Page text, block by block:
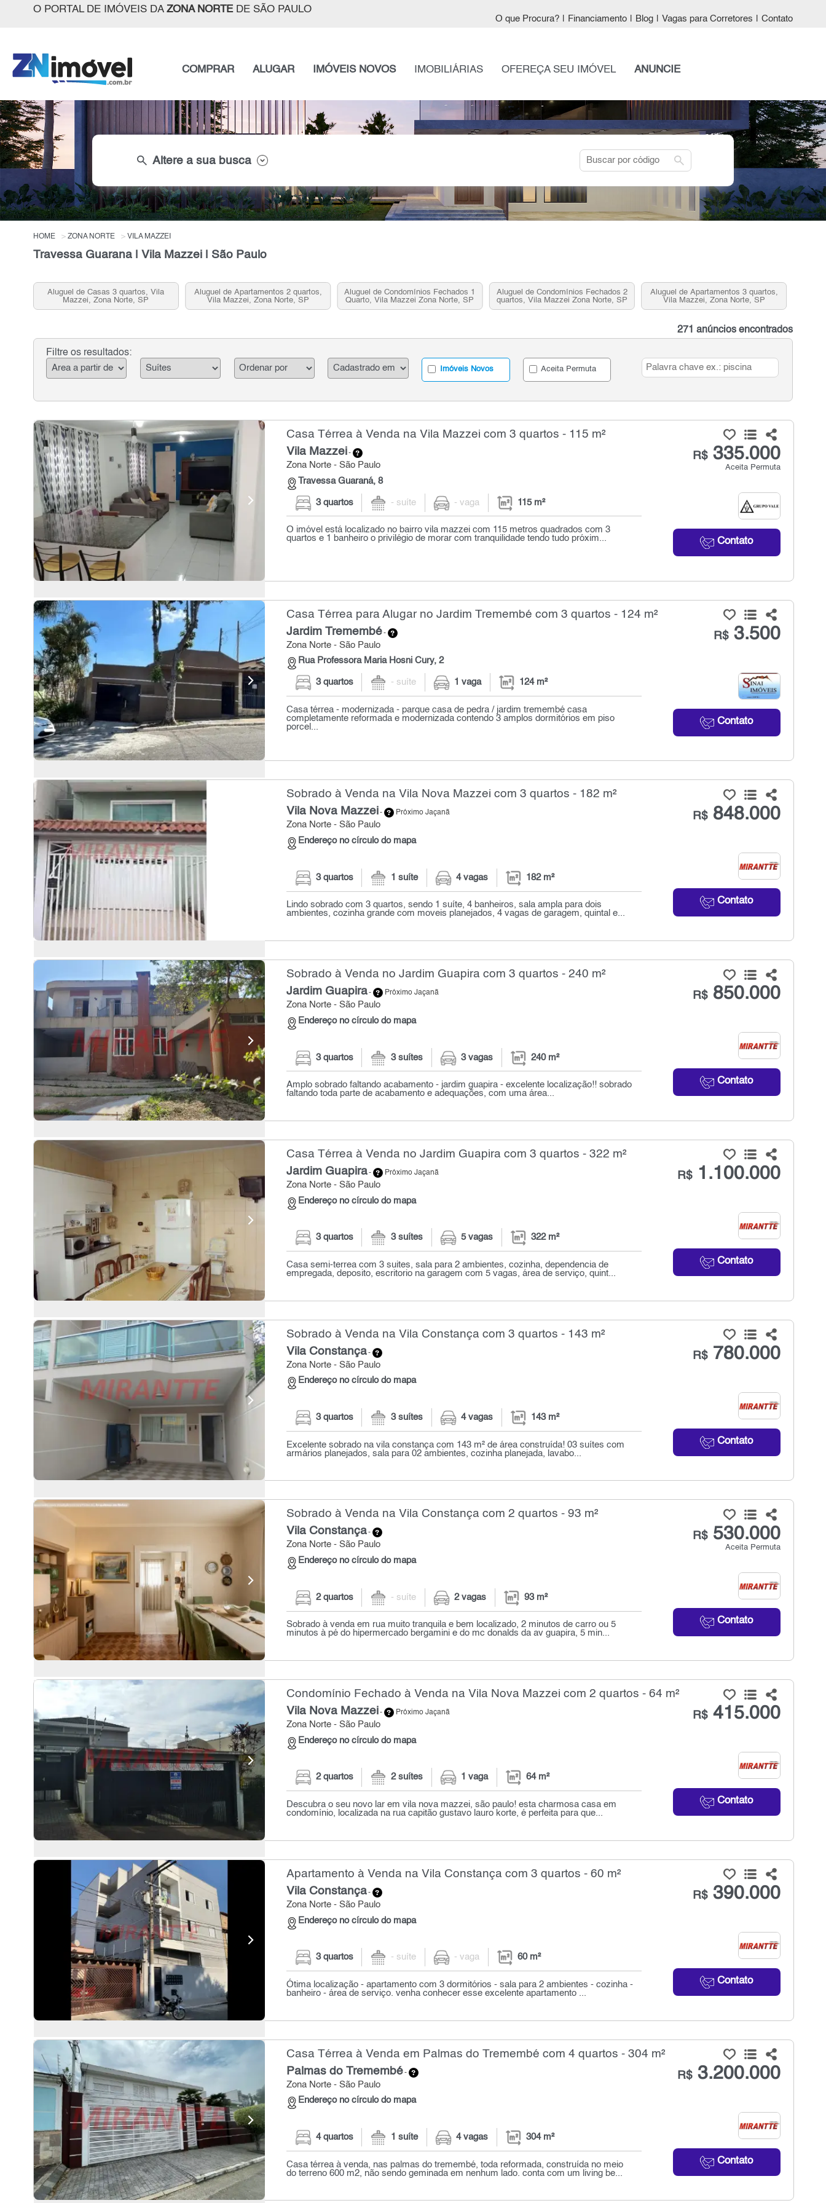
O PORTAL DE IMÓVEIS DA ZONA NORTEDE SÃO PAULO
O que Procura? Financiamento Blog Vagas para Corretores Contato
COMPRAR ALUGAR IMÓVEIS NOVOS IMOBILIÁRIAS OFEREÇA SEU IMÓVEL ANUNCIE
search Altere a sua busca search
HOME ZONA NORTE VILA MAZZEI
Travessa Guarana | Vila Mazzei | São Paulo
Aluguel de Casas 3 quartos, Vila
Mazzei, Zona Norte, SP
Aluguel de Apartamentos 2 quartos,
Vila Mazzei, Zona Norte, SP
Aluguel de Condomínios Fechados 1
Quarto, Vila Mazzei Zona Norte, SP
Aluguel de Condomínios Fechados 2
quartos, Vila Mazzei Zona Norte, SP
Aluguel de Apartamentos 3 quartos,
Vila Mazzei, Zona Norte, SP
271 anúncios encontrados
Filtre os resultados:
Imóveis Novos Aceita Permuta
Casa Térrea à Venda na Vila Mazzei com 3 quartos - 115 m²
Vila Mazzei-
Zona Norte - São Paulo
Travessa Guaraná, 8
R$335.000
Aceita Permuta
Contato
3 quartos - suíte - vaga 115 m²
O imóvel está localizado no bairro vila mazzei com 115 metros quadrados com 3
quartos e 1 banheiro o privilégio de morar com tranquilidade tendo tudo próxim...
Casa Térrea para Alugar no Jardim Tremembé com 3 quartos - 124 m²
Jardim Tremembé-
Zona Norte - São Paulo
Rua Professora Maria Hosni Cury, 2
R$3.500
Contato
3 quartos - suíte 1 vaga 124 m²
Casa térrea - modernizada - parque casa de pedra / jardim tremembé casa
completamente reformada e modernizada contendo 3 amplos dormitórios em piso
porcel...
Sobrado à Venda na Vila Nova Mazzei com 3 quartos - 182 m²
Vila Nova Mazzei- Próximo Jaçanã
Zona Norte - São Paulo
Endereço no círculo do mapa
R$848.000
Contato
3 quartos 1 suíte 4 vagas 182 m²
Lindo sobrado com 3 quartos, sendo 1 suíte, 4 banheiros, sala ampla para dois
ambientes, cozinha grande com moveis planejados, 4 vagas de garagem, quintal e...
Sobrado à Venda no Jardim Guapira com 3 quartos - 240 m²
Jardim Guapira- Próximo Jaçanã
Zona Norte - São Paulo
Endereço no círculo do mapa
R$850.000
Contato
3 quartos 3 suítes 3 vagas 240 m²
Amplo sobrado faltando acabamento - jardim guapira - excelente localização!! sobrado
faltando toda parte de acabamento e adequações, com uma área...
Casa Térrea à Venda no Jardim Guapira com 3 quartos - 322 m²
Jardim Guapira- Próximo Jaçanã
Zona Norte - São Paulo
Endereço no círculo do mapa
R$1.100.000
Contato
3 quartos 3 suítes 5 vagas 322 m²
Casa semi-terrea com 3 suites, sala para 2 ambientes, cozinha, dependencia de
empregada, deposito, escritorio na garagem com 5 vagas, área de serviço, quint...
Sobrado à Venda na Vila Constança com 3 quartos - 143 m²
Vila Constança-
Zona Norte - São Paulo
Endereço no círculo do mapa
R$780.000
Contato
3 quartos 3 suítes 4 vagas 143 m²
Excelente sobrado na vila constança com 143 m² de área construída! 03 suítes com
armários planejados, sala para 02 ambientes, cozinha planejada, lavabo...
Sobrado à Venda na Vila Constança com 2 quartos - 93 m²
Vila Constança-
Zona Norte - São Paulo
Endereço no círculo do mapa
R$530.000
Aceita Permuta
Contato
2 quartos - suíte 2 vagas 93 m²
Sobrado à venda em rua muito tranquila e bem localizado, 2 minutos de carro ou 5
minutos à pé do hipermercado bergamini e do mc donalds da av guapira, 5 min...
Condomínio Fechado à Venda na Vila Nova Mazzei com 2 quartos - 64 m²
Vila Nova Mazzei- Próximo Jaçanã
Zona Norte - São Paulo
Endereço no círculo do mapa
R$415.000
Contato
2 quartos 2 suítes 1 vaga 64 m²
Descubra o seu novo lar em vila nova mazzei, são paulo! esta charmosa casa em
condomínio, localizada na rua capitão gustavo lauro korte, é perfeita para que...
Apartamento à Venda na Vila Constança com 3 quartos - 60 m²
Vila Constança-
Zona Norte - São Paulo
Endereço no círculo do mapa
R$390.000
Contato
3 quartos - suíte - vaga 60 m²
Ótima localização - apartamento com 3 dormitórios - sala para 2 ambientes - cozinha -
banheiro - área de serviço. venha conhecer esse excelente apartamento ...
Casa Térrea à Venda em Palmas do Tremembé com 4 quartos - 304 m²
Palmas do Tremembé-
Zona Norte - São Paulo
Endereço no círculo do mapa
R$3.200.000
Contato
4 quartos 1 suíte 4 vagas 304 m²
Casa térrea à venda, nas palmas do tremembé, toda reformada, construída no meio
do terreno 600 m2, não sendo geminada em nenhum lado. conta com um living be...